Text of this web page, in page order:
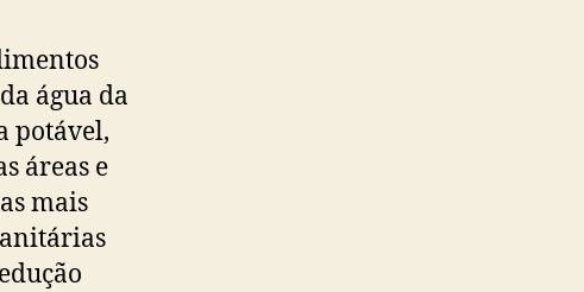
água da
potável,
áreas e
mais